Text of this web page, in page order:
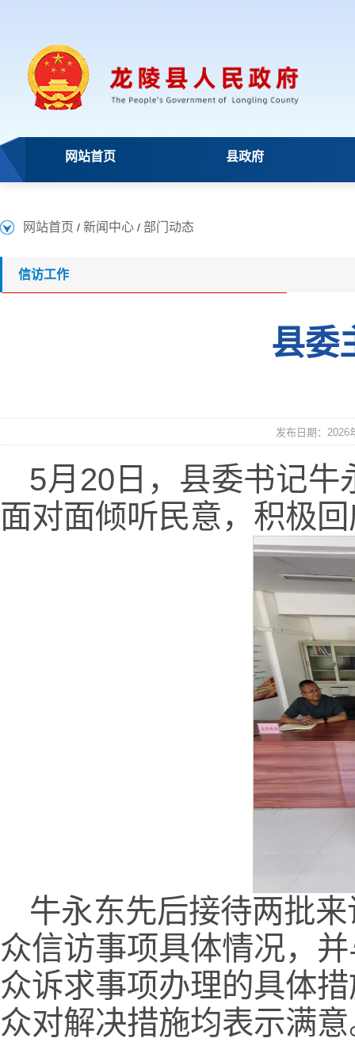
网站首页 县政府
网站首页 / 新闻中心 / 部门动态
信访工作
县委
发布日期：2026
5月20日，县委书记牛
面对面倾听民意，积极
牛永东先后接待两批
众信访事项具体情况，
众诉求事项办理的具体
众对解决措施均表示满